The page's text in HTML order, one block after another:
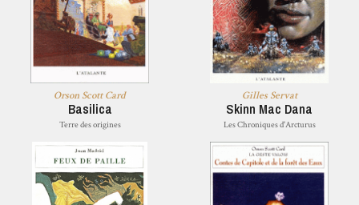
Orson Scott Card
Basilica
Terre des origines
Gilles Servat
Skinn Mac Dana
Les Chroniques d'Arcturus